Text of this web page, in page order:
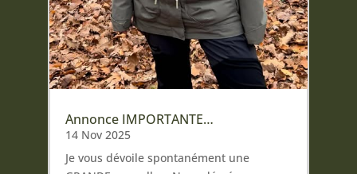
Annonce IMPORTANTE…
14 Nov 2025
Je vous dévoile spontanément une